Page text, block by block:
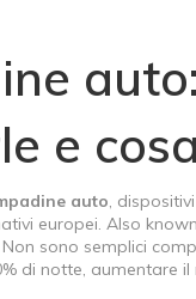
e
auto,
europei. Also
Non sono semplici
di notte, aumentare